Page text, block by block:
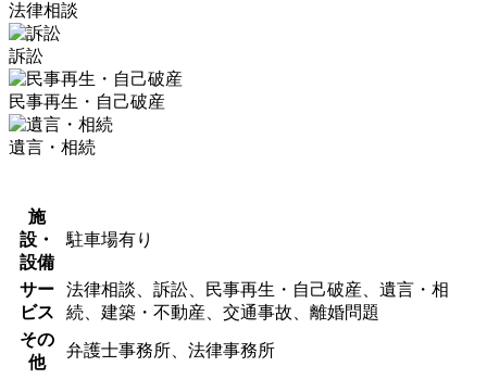
法律相談
訴訟
民事再生・自己破産
遺言・相続
施
設・
設備
駐車場有り
サー
ビス
法律相談、訴訟、民事再生・自己破産、遺言・相
続、建築・不動産、交通事故、離婚問題
その
他
弁護士事務所、法律事務所